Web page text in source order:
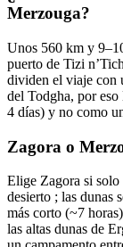
Merzouga?
Unos 560 km y
puerto de Tizi
dividen el viaje con
del Todgha, por
4 días) y no como
Zagora o
Elige Zagora si solo
desierto ; las dunas
más corto (~7
las altas dunas de